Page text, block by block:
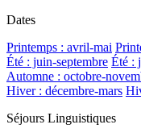
Dates
Printemps : avril-mai
Été : juin-septembre Été :
Automne : octobre-
Hiver : décembre-mars
Séjours Linguistiques